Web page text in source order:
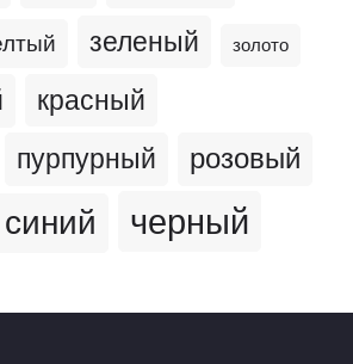
зеленый золото
красный
пурпурный розовый
синий черный